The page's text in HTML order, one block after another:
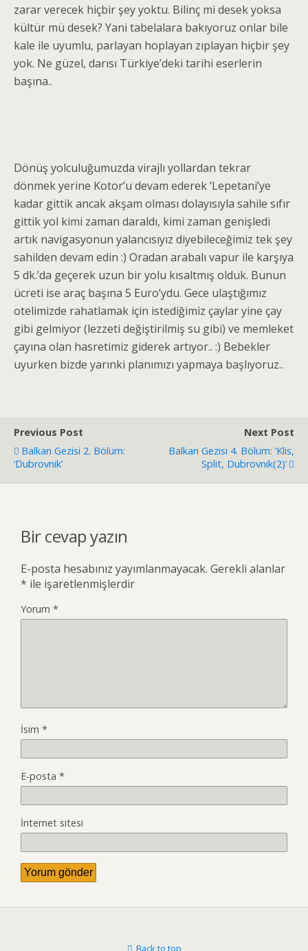
zarar verecek hiçbir şey yoktu. Bilinç mi desek yoksa
kültür mü desek? Yani tabelalara bakıyoruz onlar bile
kale ile uyumlu, parlayan hoplayan zıplayan hiçbir şey
yok. Ne güzel, darısı Türkiye’deki tarihi eserlerin
başına..
Dönüş yolculuğumuzda virajlı yollardan tekrar
dönmek yerine Kotor’u devam ederek ‘Lepetani’ye
kadar gittik ancak akşam olması dolayısıyla sahile sıfır
gittik yol kimi zaman daraldı, kimi zaman genişledi
artık navigasyonun yalancısıyız diyebileceğimiz tek şey
sahilden devam edin :) Oradan arabalı vapur ile karşıya
5 dk.’da geçerek uzun bir yolu kısaltmış olduk. Bunun
ücreti ise araç başına 5 Euro’ydu. Gece ulaştığımız
otelimizde rahatlamak için istediğimiz çaylar yine çay
gibi gelmiyor (lezzeti değiştirilmiş su gibi) ve memleket
çayına olan hasretimiz giderek artıyor.. :) Bebekler
uyurken bizde yarınki planımızı yapmaya başlıyoruz..
Previous Post
Balkan Gezisi 2. Bölüm:
‘Dubrovnik’
Next Post
Balkan Gezisi 4. Bölüm: ‘Klis,
Split, Dubrovnik(2)’
Bir cevap yazın
E-posta hesabınız yayımlanmayacak. Gerekli alanlar
* ile işaretlenmişlerdir
Yorum *
İsim *
E-posta *
İnternet sitesi
Back to top